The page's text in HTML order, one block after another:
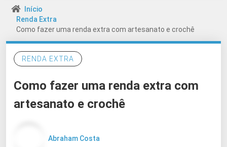
Início
Renda Extra
Como fazer uma renda extra com artesanato e crochê
RENDA EXTRA
Como fazer uma renda extra com
artesanato e crochê
Abraham Costa